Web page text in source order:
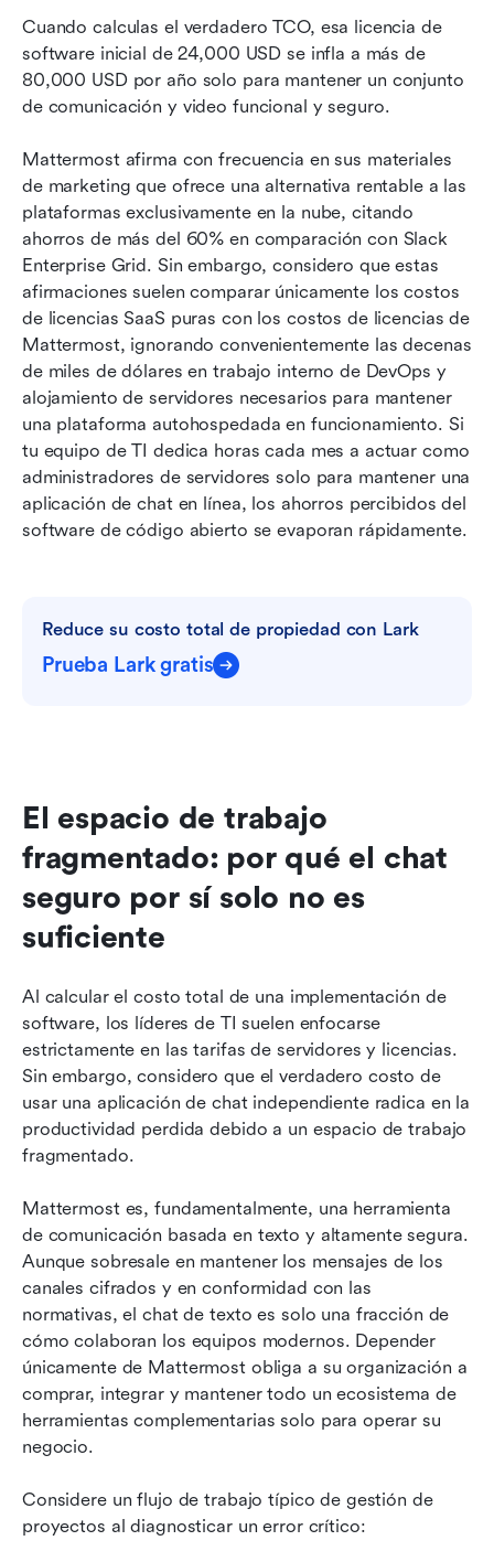
Cuando calculas el verdadero TCO, esa licencia de
software inicial de 24,000 USD se infla a más de
80,000 USD por año solo para mantener un conjunto
de comunicación y video funcional y seguro.
Mattermost afirma con frecuencia en sus materiales
de marketing que ofrece una alternativa rentable a las
plataformas exclusivamente en la nube, citando
ahorros de más del 60% en comparación con Slack
Enterprise Grid. Sin embargo, considero que estas
afirmaciones suelen comparar únicamente los costos
de licencias SaaS puras con los costos de licencias de
Mattermost, ignorando convenientemente las decenas
de miles de dólares en trabajo interno de DevOps y
alojamiento de servidores necesarios para mantener
una plataforma autohospedada en funcionamiento. Si
tu equipo de TI dedica horas cada mes a actuar como
administradores de servidores solo para mantener una
aplicación de chat en línea, los ahorros percibidos del
software de código abierto se evaporan rápidamente.
Reduce su costo total de propiedad con Lark
Prueba Lark gratis
El espacio de trabajo
fragmentado: por qué el chat
seguro por sí solo no es
suficiente
Al calcular el costo total de una implementación de
software, los líderes de TI suelen enfocarse
estrictamente en las tarifas de servidores y licencias.
Sin embargo, considero que el verdadero costo de
usar una aplicación de chat independiente radica en la
productividad perdida debido a un espacio de trabajo
fragmentado.
Mattermost es, fundamentalmente, una herramienta
de comunicación basada en texto y altamente segura.
Aunque sobresale en mantener los mensajes de los
canales cifrados y en conformidad con las
normativas, el chat de texto es solo una fracción de
cómo colaboran los equipos modernos. Depender
únicamente de Mattermost obliga a su organización a
comprar, integrar y mantener todo un ecosistema de
herramientas complementarias solo para operar su
negocio.
Considere un flujo de trabajo típico de gestión de
proyectos al diagnosticar un error crítico: